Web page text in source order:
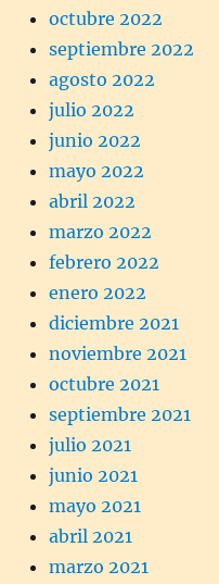
octubre 2022
septiembre 2022
agosto 2022
julio 2022
junio 2022
mayo 2022
abril 2022
marzo 2022
febrero 2022
enero 2022
diciembre 2021
noviembre 2021
octubre 2021
septiembre 2021
julio 2021
junio 2021
mayo 2021
abril 2021
marzo 2021